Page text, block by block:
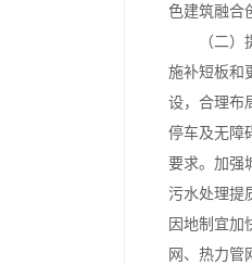
色建筑融合
（二）提
施补短板和
设，合理布
停车及无障
要求。加强
污水处理提
因地制宜加
网、热力管